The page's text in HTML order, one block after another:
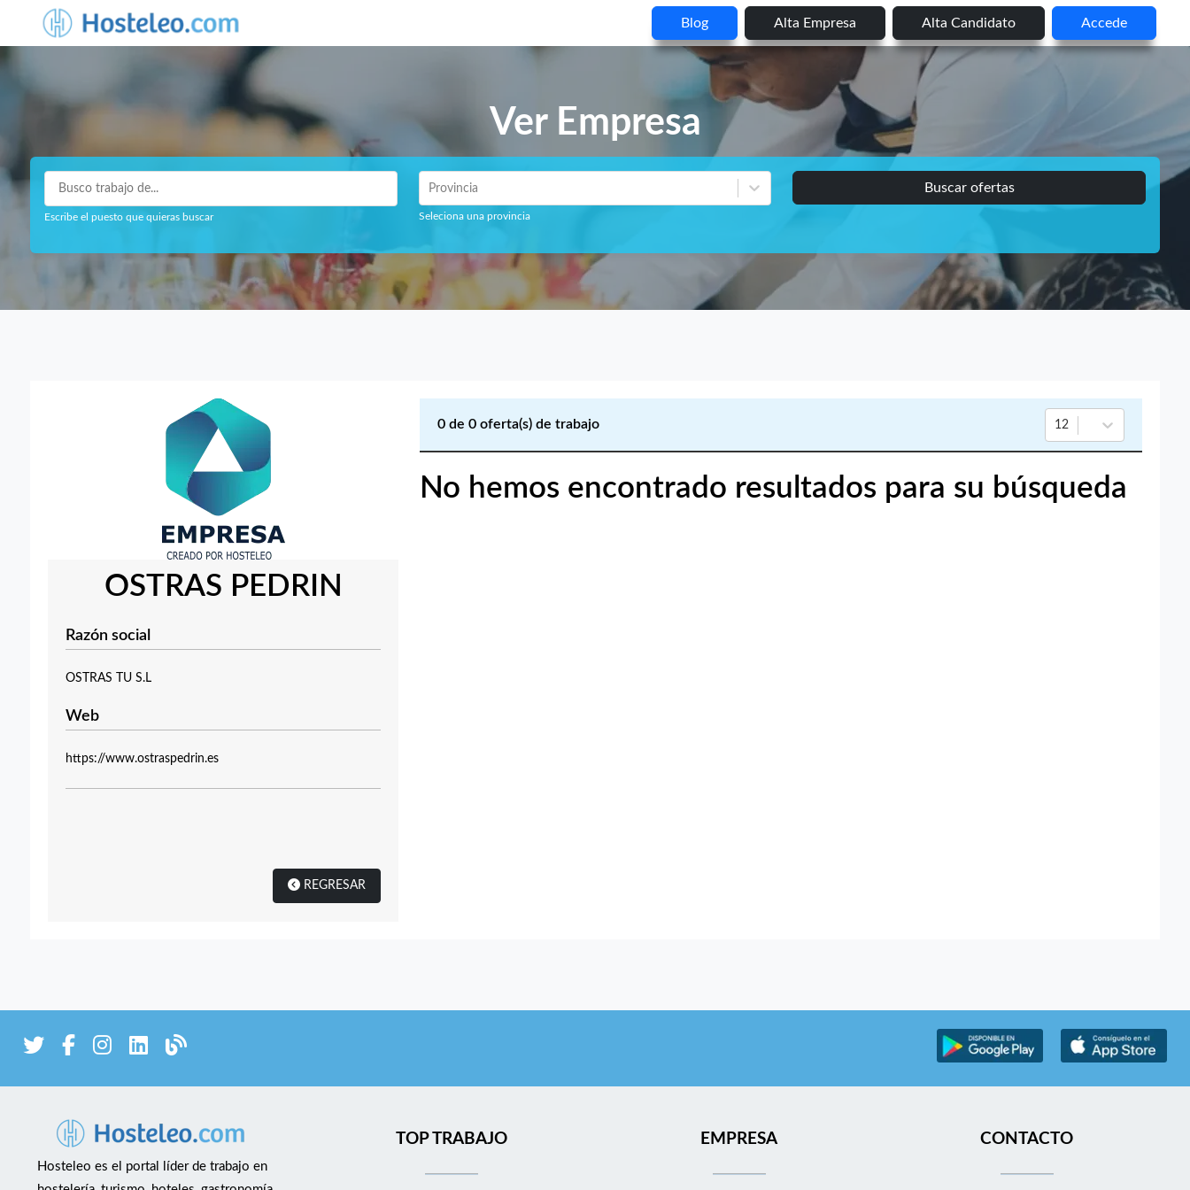
Blog Alta Empresa Alta Candidato Accede
Ver Empresa
Escribe el puesto que quieras buscar
Provincia
Seleciona una provincia
Buscar ofertas
OSTRAS PEDRIN
Razón social
OSTRAS TU S.L
Web
https://www.ostraspedrin.es
REGRESAR
0 de 0 oferta(s) de trabajo 12
No hemos encontrado resultados para su búsqueda
Hosteleo es el portal líder de trabajo en
TOP TRABAJO EMPRESA CONTACTO